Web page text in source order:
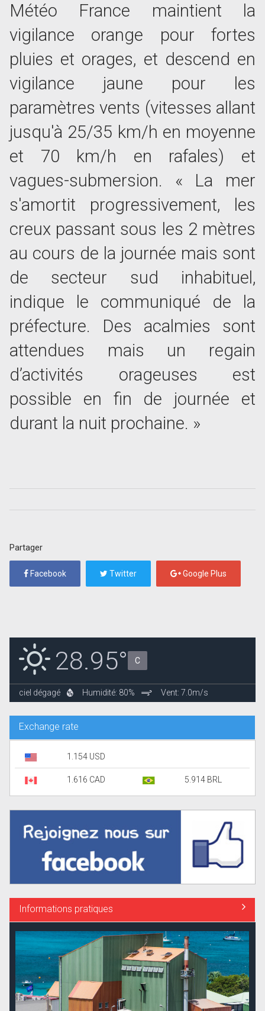
Météo France maintient la
vigilance orange pour fortes
pluies et orages, et descend en
vigilance jaune pour les
paramètres vents (vitesses allant
jusqu'à 25/35 km/h en moyenne
et 70 km/h en rafales) et
vagues-submersion. « La mer
s'amortit progressivement, les
creux passant sous les 2 mètres
au cours de la journée mais sont
de secteur sud inhabituel,
indique le communiqué de la
préfecture. Des acalmies sont
attendues mais un regain
d’activités orageuses est
possible en fin de journée et
durant la nuit prochaine. »
Partager
Facebook Twitter Google Plus
28.95° C
ciel dégagé Humidité: 80% Vent: 7.0m/s
Exchange rate
1.154 USD
1.616 CAD 5.914 BRL
Informations pratiques